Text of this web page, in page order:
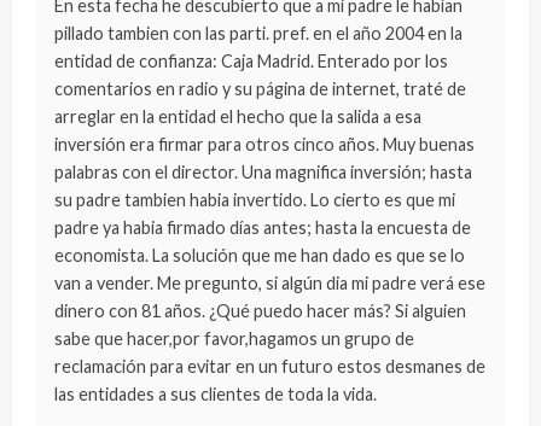
En esta fecha he descubierto que a mi padre le habían
pillado tambien con las parti. pref. en el año 2004 en la
entidad de confianza: Caja Madrid. Enterado por los
comentarios en radio y su página de internet, traté de
arreglar en la entidad el hecho que la salida a esa
inversión era firmar para otros cinco años. Muy buenas
palabras con el director. Una magnifica inversión; hasta
su padre tambien habia invertido. Lo cierto es que mi
padre ya habia firmado días antes; hasta la encuesta de
economista. La solución que me han dado es que se lo
van a vender. Me pregunto, si algún dia mi padre verá ese
dinero con 81 años. ¿Qué puedo hacer más? Si alguien
sabe que hacer,por favor,hagamos un grupo de
reclamación para evitar en un futuro estos desmanes de
las entidades a sus clientes de toda la vida.